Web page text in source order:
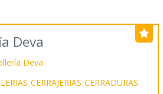
Deva
CERRAJERIAS CERRADURAS